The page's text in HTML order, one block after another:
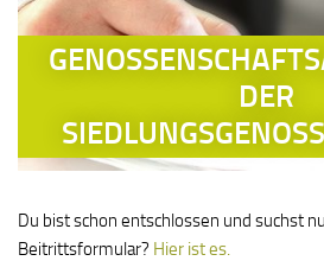
DER
Du bist schon entschlossen und suchst
Beitrittsformular? Hier ist es.